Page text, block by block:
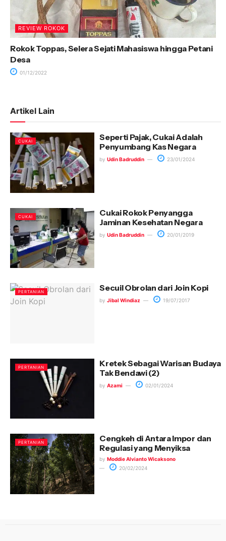
REVIEW ROKOK
Rokok Toppas, Selera Sejati Mahasiswa hingga Petani
Desa
01/12/2022
Artikel Lain
CUKAI
Seperti Pajak, Cukai Adalah
Penyumbang Kas Negara
by Udin Badruddin 23/01/2024
CUKAI
Cukai Rokok Penyangga
Jaminan Kesehatan Negara
by Udin Badruddin 20/01/2019
PERTANIAN Secuil Obrolan dari Join Kopi
by Jibal Windiaz 19/07/2017
PERTANIAN
Kretek Sebagai Warisan Budaya
Tak Bendawi (2)
by Azami 02/01/2024
PERTANIAN
Cengkeh di Antara Impor dan
Regulasi yang Menyiksa
by Moddie Alvianto Wicaksono
20/02/2024